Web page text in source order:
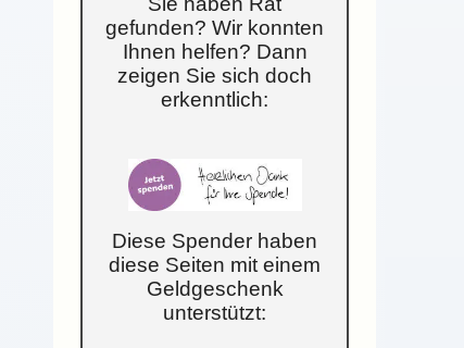
gefunden? Wir konnten
Ihnen helfen? Dann
zeigen Sie sich doch
erkenntlich:
Diese Spender haben
diese Seiten mit einem
Geldgeschenk
unterstützt: